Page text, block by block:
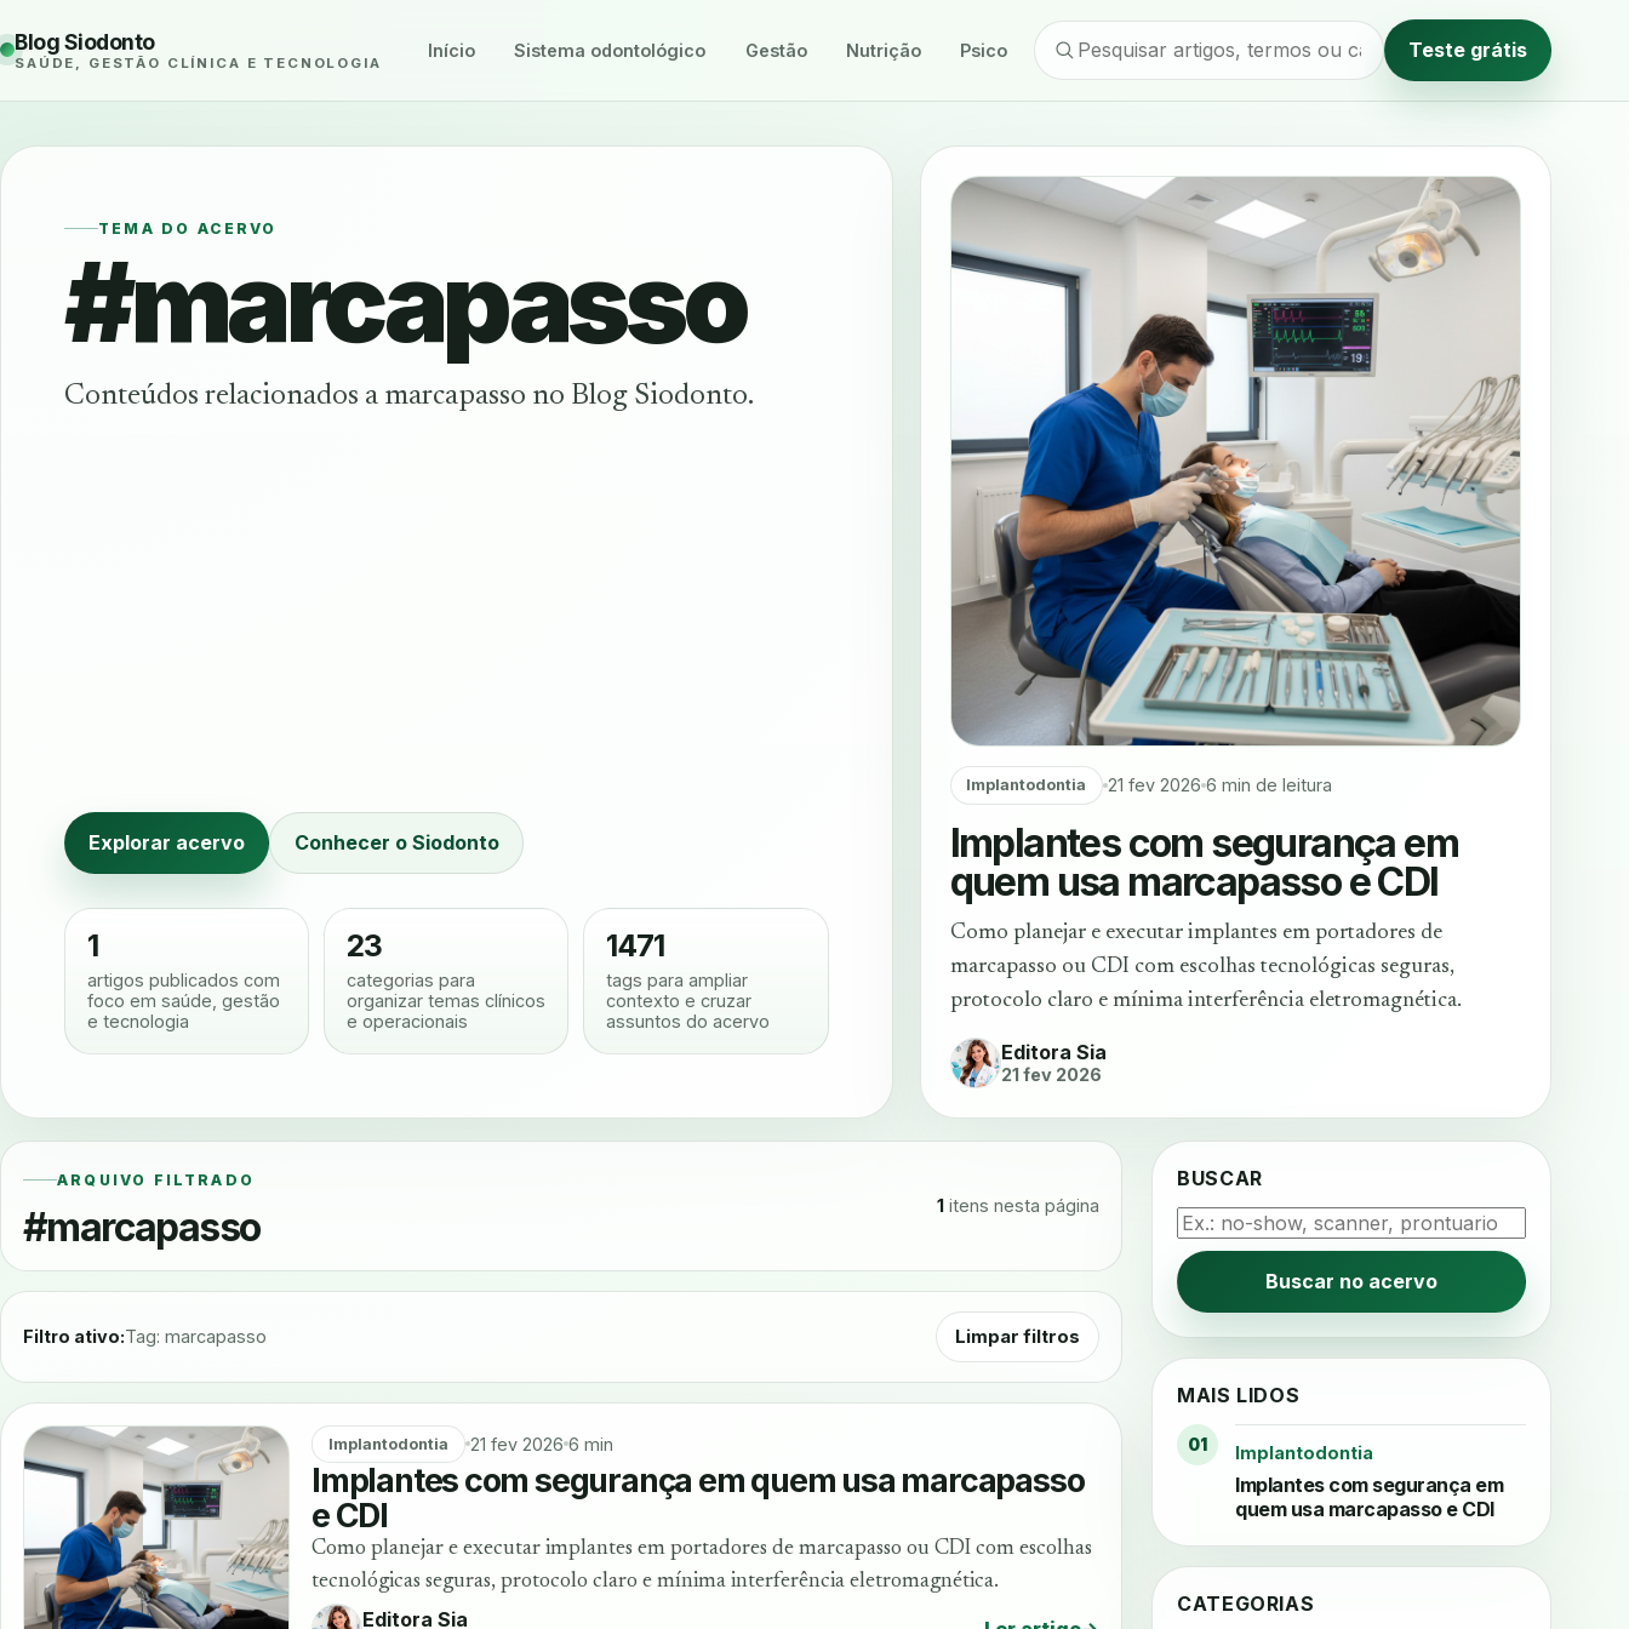
Blog Siodonto
SAÚDE, GESTÃO CLÍNICA E TECNOLOGIA
Início Sistema odontológico Gestão Nutrição Psicologia Método editorial Teste grátis
TEMA DO ACERVO
#marcapasso
Conteúdos relacionados a marcapasso no Blog Siodonto.
Explorar acervo Conhecer o Siodonto
1
artigos publicados com
foco em saúde, gestão
e tecnologia
23
categorias para
organizar temas clínicos
e operacionais
1471
tags para ampliar
contexto e cruzar
assuntos do acervo
Implantodontia 21 fev 2026 6 min de leitura
Implantes com segurança em
quem usa marcapasso e CDI
Como planejar e executar implantes em portadores de
marcapasso ou CDI com escolhas tecnológicas seguras,
protocolo claro e mínima interferência eletromagnética.
Editora Sia
21 fev 2026
ARQUIVO FILTRADO
#marcapasso 1 itens nesta página
Filtro ativo:Tag: marcapasso Limpar filtros
Implantodontia 21 fev 2026 6 min
Implantes com segurança em quem usa marcapasso
e CDI
Como planejar e executar implantes em portadores de marcapasso ou CDI com escolhas
tecnológicas seguras, protocolo claro e mínima interferência eletromagnética.
Editora Sia
BUSCAR
Buscar no acervo
MAIS LIDOS
01 Implantodontia
Implantes com segurança em
quem usa marcapasso e CDI
CATEGORIAS